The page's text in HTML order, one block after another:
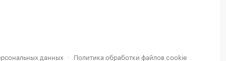
данных · Политика обработки файлов cookie